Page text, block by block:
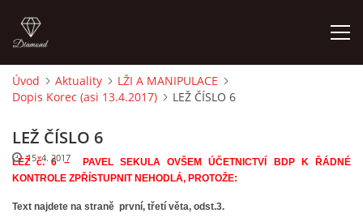
ÚVOD
AKTUALITY
Úvod Aktuality
LŽI A MANIPULACE
Dopis Korec (asi 13.4.2017)
LEŽ ČÍSLO 6
LEŽ ČÍSLO 6
LEŽ č. 6 – PAVEL SEKULA OVŠEM ÚČETNICTVÍ BDP K ŘÁDNÉ
KONTROLE ZPŘÍSTUPNIT NEHODLÁ, PROTOŽE:
Text najdete na straně první, třetí věta, odst.3.
15. 4. 2017